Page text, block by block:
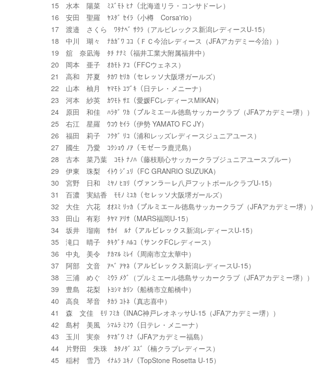
15 水本 陽菜 ﾐｽﾞﾓﾄ ﾋﾅ（北海道リラ・コンサドーレ）
16 安田 聖羅 ﾔｽﾀﾞ ｾｲﾗ（小樽 Corsa'rio）
17 渡邉 さくら ﾜﾀﾅﾍﾞ ｻｸﾗ（アルビレックス新潟レディースU-15）
18 中川 瑚々 ﾅｶｶﾞﾜ ｺｺ（ＦＣ今治レディース（JFAアカデミー今治））
19 舘 奈凪海 ﾀﾁ ﾅﾅﾐ（福井工業大附属福井中）
20 岡本 亜子 ｵｶﾓﾄ ｱｺ（FFCウェネス）
21 高和 芹夏 ﾀｶﾜ ｾﾘｶ（セレッソ大阪堺ガールズ）
22 山本 柚月 ﾔﾏﾓﾄ ﾕﾂﾞｷ（日テレ・メニーナ）
23 河本 紗英 ｶﾜﾓﾄ ｻｴ（愛媛FCレディースMIKAN）
24 原田 和佳 ﾊﾗﾀﾞ ﾜｶ（プルミエール徳島サッカークラブ（JFAアカデミー堺））
25 右江 星羅 ｳｺｳ ｾｲﾗ（伊勢 YAMATO FC JY）
26 福田 莉子 ﾌｸﾀﾞ ﾘｺ（浦和レッズレディースジュニアユース）
27 國生 乃愛 ｺｸｼｮｳ ﾉｱ（モゼーラ鹿児島）
28 古本 菜乃葉 ｺﾓﾄ ﾅﾉﾊ（藤枝順心サッカークラブジュニアユースブルー）
29 伊東 珠梨 ｲﾄｳ ｼﾞｭﾘ（FC GRANRIO SUZUKA）
30 宮野 日和 ﾐﾔﾉ ﾋﾖﾘ（ヴァンラーレ八戸フットボールクラブU-15）
31 百濃 実結香 ﾓﾓﾉ ﾐﾕｶ（セレッソ大阪堺ガールズ）
32 大住 六花 ｵｵｽﾐ ﾘｯｶ（プルミエール徳島サッカークラブ（JFAアカデミー堺））
33 田山 有彩 ﾀﾔﾏ ｱﾘｻ（MARS福岡U-15）
34 坂井 瑠南 ｻｶｲ ﾙﾅ（アルビレックス新潟レディースU-15）
35 滝口 晴子 ﾀｷｸﾞﾁ ﾊﾙｺ（サンクFCレディース）
36 中丸 美令 ﾅｶﾏﾙ ﾐﾚｲ（周南市立太華中）
37 阿部 文音 ｱﾍﾞ ｱﾔﾈ（アルビレックス新潟レディースU-15）
38 三浦 めぐ ﾐｳﾗ ﾒｸﾞ（プルミエール徳島サッカークラブ（JFAアカデミー堺））
39 豊島 花梨 ﾄﾖｼﾏ ｶﾘﾝ（船橋市立船橋中）
40 高良 琴音 ﾀｶﾗ ｺﾄﾈ（真志喜中）
41 森 文佳 ﾓﾘ ﾌﾐｶ（INAC神戸レオネッサU-15（JFAアカデミー堺））
42 島村 美風 ｼﾏﾑﾗ ﾐﾌｳ（日テレ・メニーナ）
43 玉川 実奈 ﾀﾏｶﾞﾜ ﾐﾅ（JFAアカデミー福島）
44 片野田 朱珠 ｶﾀﾉﾀﾞ ｽｽﾞ（楠クラブレディース）
45 稲村 雪乃 ｲﾅﾑﾗ ﾕｷﾉ（TopStone Rosetta U-15）